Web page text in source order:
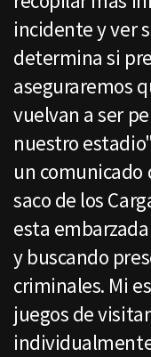
incidente y ver
determina si
aseguraremos
vuelvan a ser
nuestro
un comunicado
saco de los
esta
y buscando
criminales. Mi
juegos de